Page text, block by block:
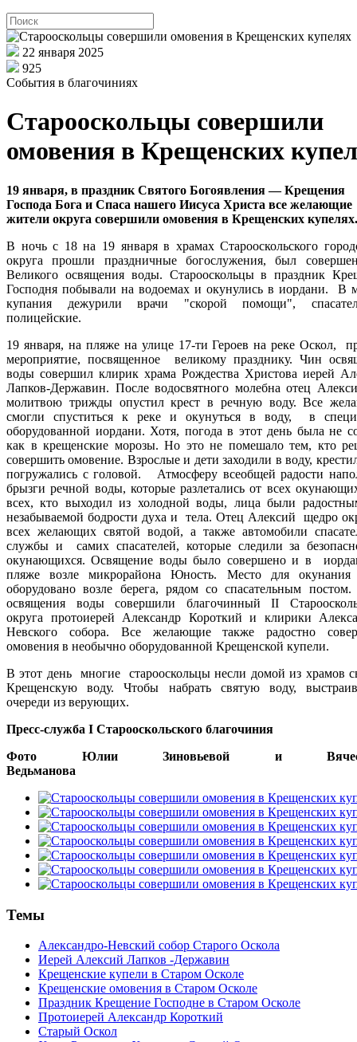
22 января 2025
925
События в благочиниях
Старооскольцы совершили
омовения в Крещенских
19 января, в праздник Святого Богоявления — Крещения
Господа Бога и Спаса нашего Иисуса Христа все желающие
жители округа совершили омовения в Крещенских
В ночь с 18 на 19 января в храмах Старооскольского
округа прошли праздничные богослужения, был
Великого освящения воды. Старооскольцы в праздник
Господня побывали на водоемах и окунулись в иордани. В
купания дежурили врачи "скорой помощи",
полицейские.
19 января, на пляже на улице 17-ти Героев на реке Оскол,
мероприятие, посвященное великому празднику. Чин
воды совершил клирик храма Рождества Христова иерей
Лапков-Державин. После водосвятного молебна отец
молитвою трижды опустил крест в речную воду. Все
смогли спуститься к реке и окунуться в воду, в
оборудованной иордани. Хотя, погода в этот день была не
как в крещенские морозы. Но это не помешало тем, кто
совершить омовение. Взрослые и дети заходили в воду,
погружались с головой. Атмосферу всеобщей радости
брызги речной воды, которые разлетались от всех
всех, кто выходил из холодной воды, лица были
незабываемой бодрости духа и тела. Отец Алексий щедро
всех желающих святой водой, а также автомобили
службы и самих спасателей, которые следили за
окунающихся. Освящение воды было совершено и в
пляже возле микрорайона Юность. Место для
оборудовано возле берега, рядом со спасательным
освящения воды совершили благочинный II
округа протоиерей Александр Короткий и клирики
Невского собора. Все желающие также радостно
омовения в необычно оборудованной Крещенской купели.
В этот день многие старооскольцы несли домой из храмов
Крещенскую воду. Чтобы набрать святую воду,
очереди из верующих.
Пресс-служба I Старооскольского благочиния
Фото Юлии Зиновьевой и
Темы
Александро-Невский собор Старого Оскола
Иерей Алексий Лапков -Державин
Крещенские купели в Старом Осколе
Крещенские омовения в Старом Осколе
Праздник Крещение Господне в Старом Осколе
Протоиерей Александр Короткий
Старый Оскол